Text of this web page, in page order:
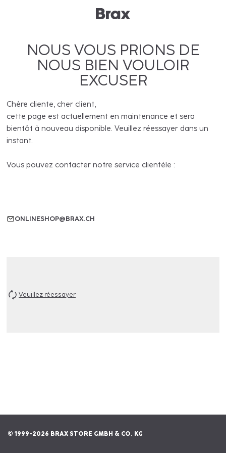
NOUS VOUS PRIONS DE
NOUS BIEN VOULOIR
EXCUSER
Chère cliente, cher client,
cette page est actuellement en maintenance et sera
bientôt à nouveau disponible. Veuillez réessayer dans un
instant.
Vous pouvez contacter notre service clientèle :
ONLINESHOP@BRAX.CH
Veuillez réessayer
© 1999-2026 BRAX STORE GMBH & CO. KG